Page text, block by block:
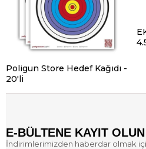
Poligun Store Hedef Kağıdı -
20'li
E-BÜLTENE KAYIT OLUN
İndirimlerimizden haberdar olmak